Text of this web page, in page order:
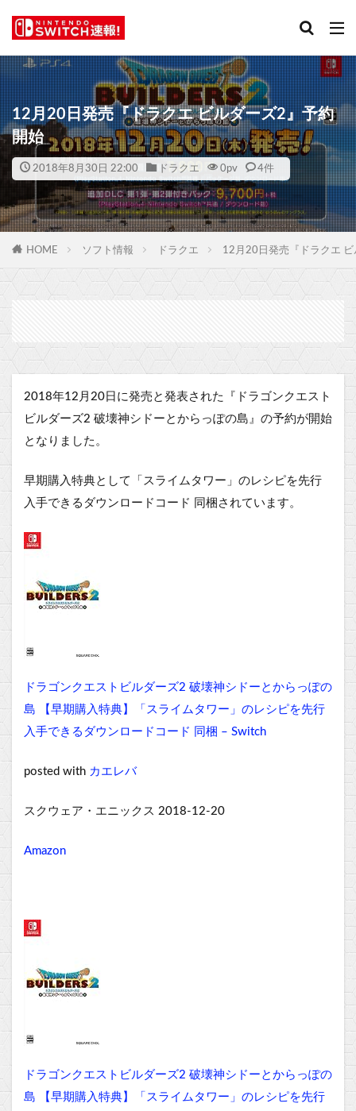
12月20日発売『ドラクエ ビルダーズ2』予約
開始
2018年8月30日 22:00 ドラクエ 0pv 4件
HOME ソフト情報 ドラクエ 12月20日発売『ドラクエ
2018年12月20日 に発売と発表された『
ドラゴンクエスト
ビルダーズ2 破壊神シドーとからっぽの島』の予約が開始
となりました。
早期購入特典として「スライムタワー」のレシピを先行
入手できるダウンロードコード 同梱されています。
ドラゴンクエストビルダーズ2 破壊神シドーとからっぽの
島 【早期購入特典】「スライムタワー」のレシピを先行
入手できるダウンロードコード 同梱 – Switch
posted with カエレバ
スクウェア・エニックス 2018-12-20
Amazon
ドラゴンクエストビルダーズ2 破壊神シドーとからっぽの
島 【早期購入特典】「スライムタワー」のレシピを先行